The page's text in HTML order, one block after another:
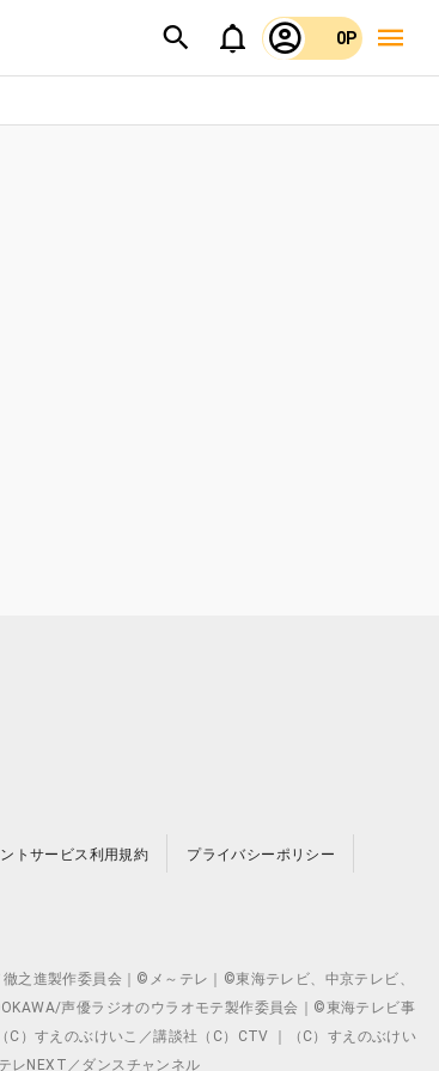
0P
トサービス利用規約 プライバシーポリシー
之進製作委員会｜©メ～テレ｜©東海テレビ、中京テレビ、
声優ラジオのウラオモテ製作委員会｜©東海テレビ事
）すえのぶけいこ／講談社（C）CTV ｜（C）すえのぶけい
レNEXT／ダンスチャンネル